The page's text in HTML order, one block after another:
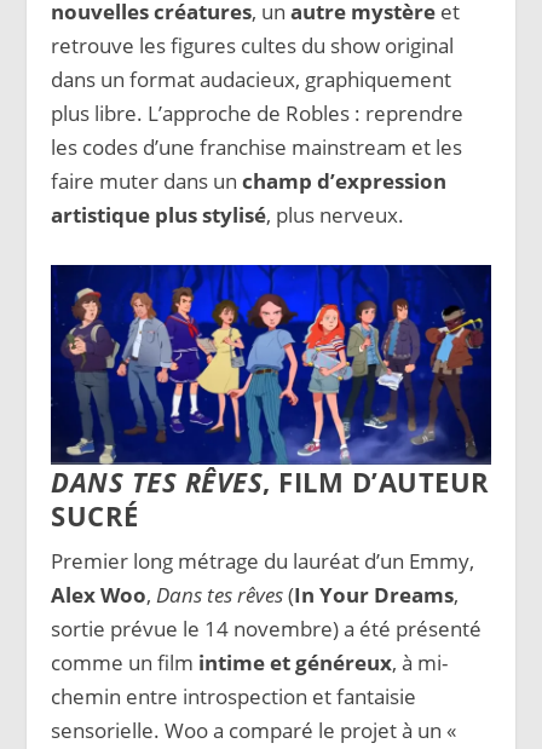
nouvelles créatures, unautre mystère et
retrouve les figures cultes du show original
dans un format audacieux, graphiquement
plus libre. L’approche de Robles : reprendre
les codes d’une franchise mainstream et les
faire muter dans unchamp d’expression
artistique plus stylisé, plus nerveux.
DANS TES RÊVES, FILM D’AUTEUR
SUCRÉ
Premier long métrage du lauréat d’un Emmy,
Alex Woo,Dans tes rêves(In Your Dreams,
sortie prévue le 14 novembre) a été présenté
comme un film intime et généreux, à mi-
chemin entre introspection et fantaisie
sensorielle. Woo a comparé le projet à un «